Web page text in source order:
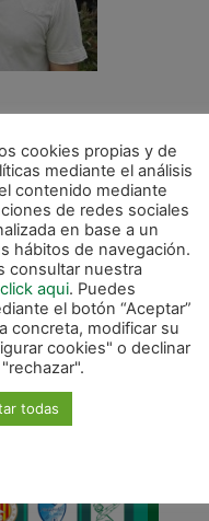
LIGA
cookies propias y de
mediante el análisis
contenido mediante
de redes sociales
en base a un
hábitos de navegación.
consultar nuestra
click aqui. Puedes
el botón “Aceptar”
concreta, modificar su
cookies" o declinar
todas